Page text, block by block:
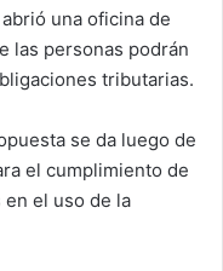
una oficina de
las personas podrán
tributarias.
se da luego de
el cumplimiento de
el uso de la